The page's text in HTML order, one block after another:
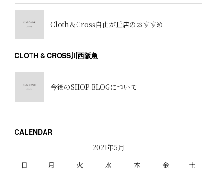
Cloth＆Cross自由が丘店のおすすめ
CLOTH & CROSS川西阪急
今後のSHOP BLOGについて
CALENDAR
2021年5月
日
月 火 水 木 金
土